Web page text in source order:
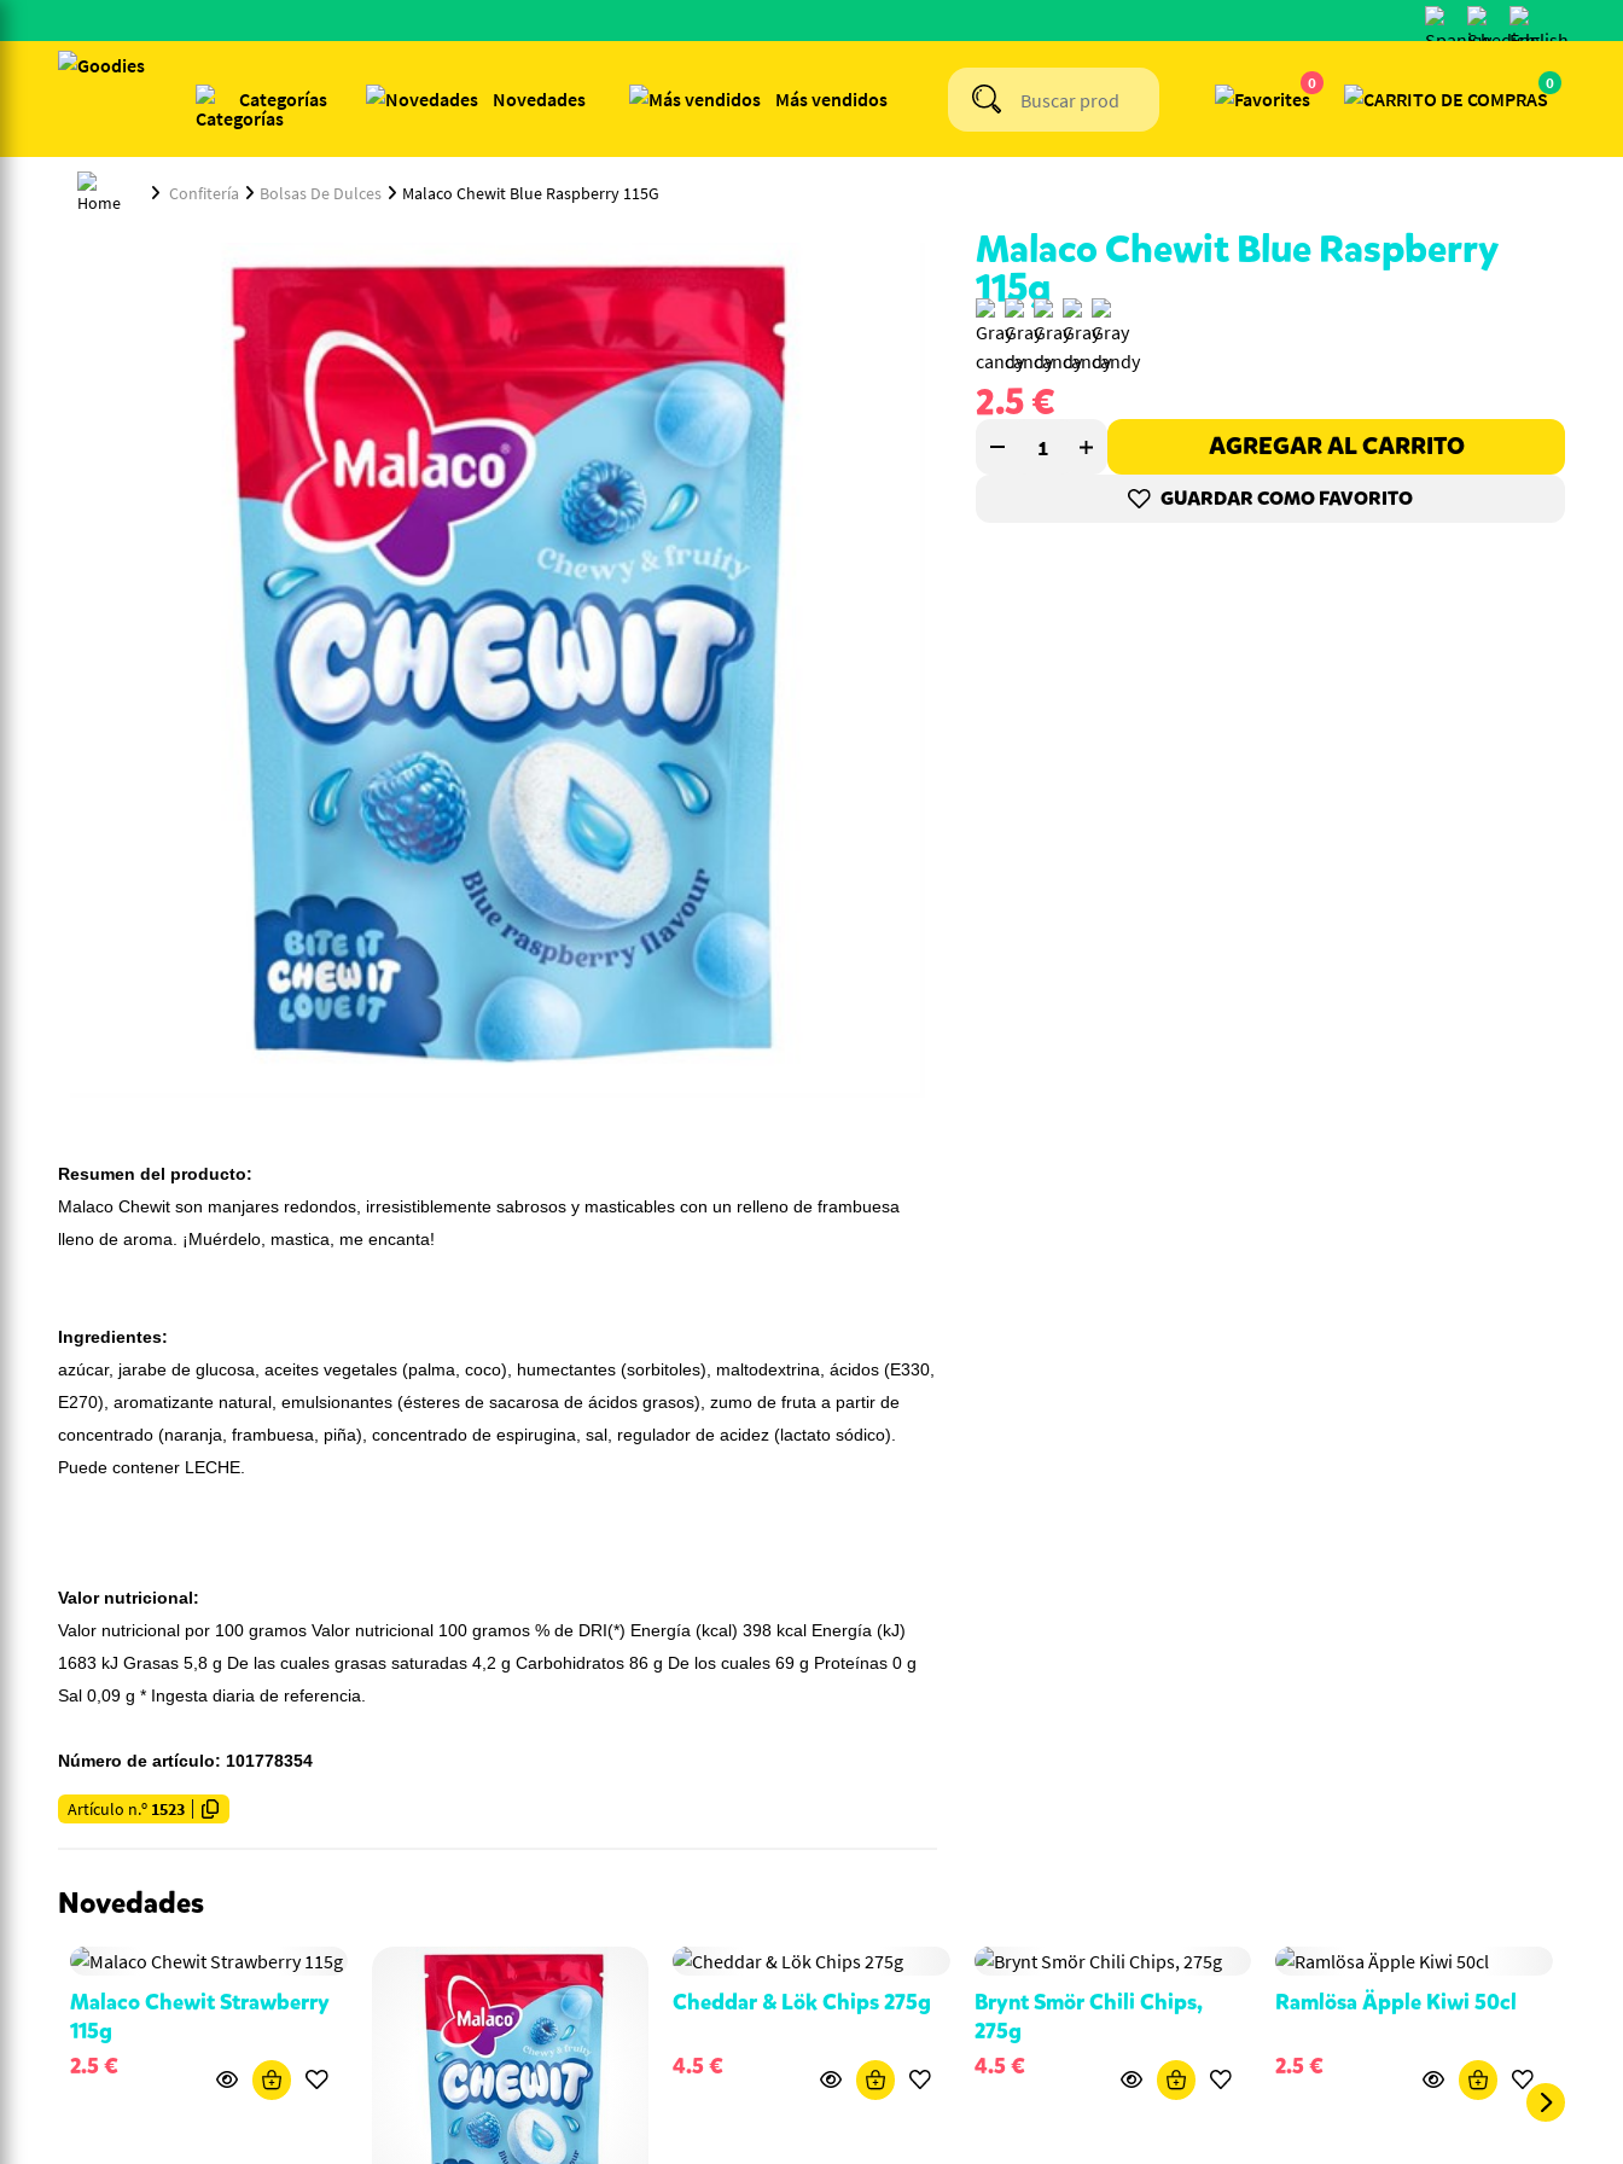
Categorías Novedades Más vendidos
0 0
Confitería Bolsas De Dulces Malaco Chewit Blue Raspberry 115G
Malaco Chewit Blue Raspberry
115g
2.5€
AGREGAR AL CARRITO
GUARDAR COMO FAVORITO
Resumen del producto:
Malaco Chewit son manjares redondos, irresistiblemente sabrosos y masticables con un relleno de frambuesa
lleno de aroma. ¡Muérdelo, mastica, me encanta!
Ingredientes:
azúcar, jarabe de glucosa, aceites vegetales (palma, coco), humectantes (sorbitoles), maltodextrina, ácidos (E330,
E270), aromatizante natural, emulsionantes (ésteres de sacarosa de ácidos grasos), zumo de fruta a partir de
concentrado (naranja, frambuesa, piña), concentrado de espirugina, sal, regulador de acidez (lactato sódico).
Puede contener LECHE.
Valor nutricional:
Valor nutricional por 100 gramos Valor nutricional 100 gramos % de DRI(*) Energía (kcal) 398 kcal Energía (kJ)
1683 kJ Grasas 5,8 g De las cuales grasas saturadas 4,2 g Carbohidratos 86 g De los cuales 69 g Proteínas 0 g
Sal 0,09 g * Ingesta diaria de referencia.
Número de artículo: 101778354
Artículo n.º 1523
Novedades
Malaco Chewit Strawberry
115g
2.5 €
Cheddar & Lök Chips 275g
4.5 €
Brynt Smör Chili Chips,
275g
4.5 €
Ramlösa Äpple Kiwi 50cl
2.5 €